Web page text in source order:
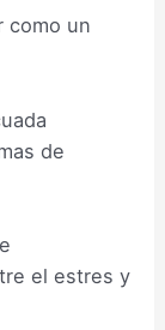
como un
de
el estres y